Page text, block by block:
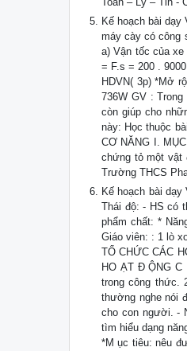
Kế hoạch bài
máy cày có công
a) Vận tốc của
= F.s = 200 .
HDVN( 3p) *Mở
736W GV :
còn giúp cho
này: Học thuộc
CƠ NĂNG I.
chứng tỏ một vật
Trường THCS
Kế hoạch bài
Thái độ: - HS có
phẩm chất: *
Giáo viên: : 1 lò
TỔ CHỨC CÁC
HO ẠT Đ ỘNG
trong công thức.
thường nghe nói
cho con người. -
tìm hiểu dạng
*M ục tiêu: nêu